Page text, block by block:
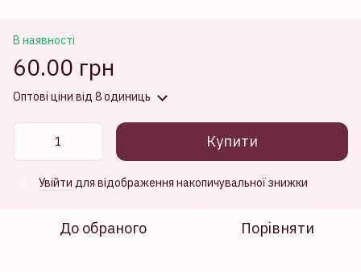
В наявності
60.00 грн
Оптові ціни від 8 одиниць
Купити
Увійти для відображення накопичувальної знижки
До обраного Порівняти